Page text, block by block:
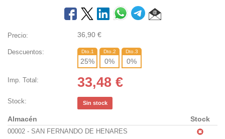
Precio: 36,90 €
Descuentos: Dto.1
25%
Dto.2
0%
Dto.3
0%
Imp. Total: 33,48 €
Stock: Sin stock
Almacén Stock
00002 - SAN FERNANDO DE HENARES